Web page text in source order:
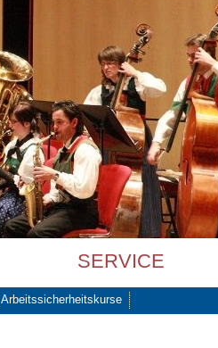
SERVICE
Arbeitssicherheitskurse